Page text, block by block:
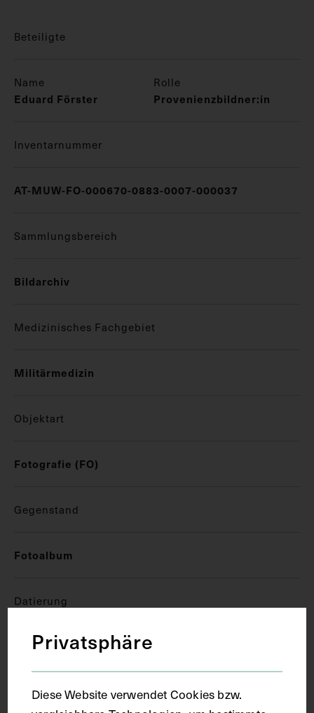
Beteiligte
Name Rolle
Eduard Förster Provenienzbildner:in
Inventarnummer
AT-MUW-FO-000670-0883-0007-000037
Sammlungsbereich
Bildarchiv
Medizinisches Fachgebiet
Militärmedizin
Objektart
Fotografie (FO)
Gegenstand
Fotoalbum
Datierung
1916Privatsphäre
Diese Website verwendet Cookies bzw.